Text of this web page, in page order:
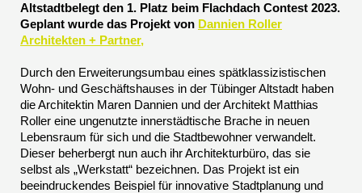
Altstadtbelegt den 1. Platz beim Flachdach Contest 2023.
Geplant wurde das Projekt von Dannien Roller
Architekten + Partner,
Durch den Erweiterungsumbau eines spätklassizistischen
Wohn- und Geschäftshauses in der Tübinger Altstadt haben
die Architektin Maren Dannien und der Architekt Matthias
Roller eine ungenutzte innerstädtische Brache in neuen
Lebensraum für sich und die Stadtbewohner verwandelt.
Dieser beherbergt nun auch ihr Architekturbüro, das sie
selbst als „Werkstatt“ bezeichnen. Das Projekt ist ein
beeindruckendes Beispiel für innovative Stadtplanung und